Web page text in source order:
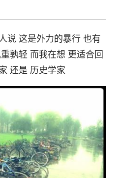
说这是外力的暴行也有
孰轻 而我在想 更适合回
还是 历史学家